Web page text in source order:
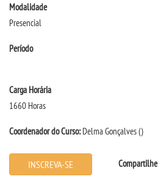
MATRÍCULA
PUBLICAÇÕES
DESTAQUES
REVISTAS ELETRÔNICAS
Modalidade
Presencial
Período
Carga Horária
1660 Horas
Coordenador do Curso: Delma Gonçalves()
INSCREVA-SE Compartilhe